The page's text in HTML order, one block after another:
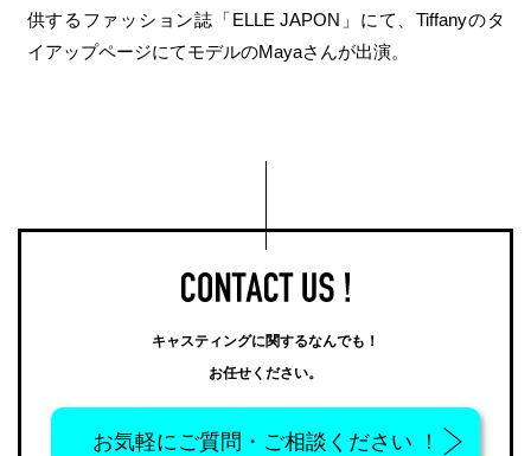
供するファッション誌「ELLE JAPON」にて、Tiffanyのタ
イアップページにてモデルのMayaさんが出演。
キャスティングに関するなんでも！
お任せください。
お気軽にご質問・ご相談ください ！